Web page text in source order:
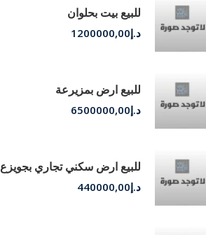
للبيع بيت بحلوان
د.إ1200000,00
للبيع ارض بمزيرعة
د.إ6500000,00
للبيع ارض سكني تجاري بجويزع
د.إ440000,00